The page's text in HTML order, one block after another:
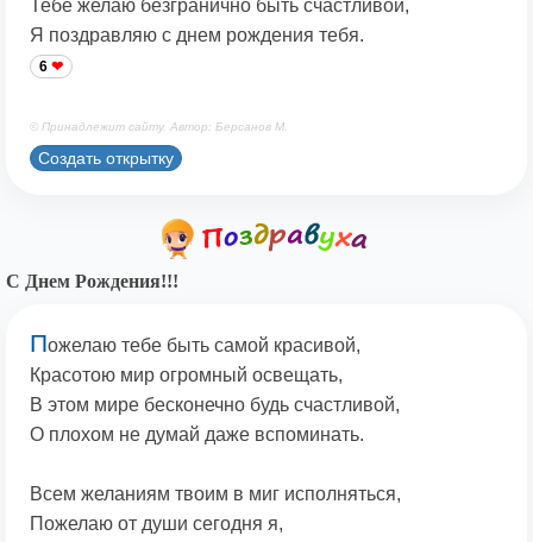
Тебе желаю безгранично быть счастливой,
Я поздравляю с днем рождения тебя.
6
© Принадлежит сайту. Автор: Берсанов М.
Создать открытку
С Днем Рождения!!!
Пожелаю тебе быть самой красивой,
Красотою мир огромный освещать,
В этом мире бесконечно будь счастливой,
О плохом не думай даже вспоминать.
Всем желаниям твоим в миг исполняться,
Пожелаю от души сегодня я,